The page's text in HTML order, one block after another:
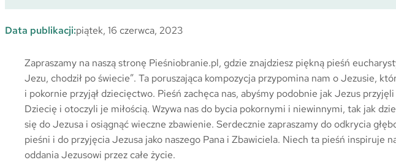
Data publikacji:piątek, 16 czerwca, 2023
Zapraszamy na naszą stronę Pieśniobranie.pl, gdzie znajdziesz piękną pieśń
Jezu, chodził po świecie”. Ta poruszająca kompozycja przypomina nam o Jezusie,
i pokornie przyjął dziecięctwo. Pieśń zachęca nas, abyśmy podobnie jak Jezus
Dziecię i otoczyli je miłością. Wzywa nas do bycia pokornymi i niewinnymi, tak jak
się do Jezusa i osiągnąć wieczne zbawienie. Serdecznie zapraszamy do odkrycia
pieśni i do przyjęcia Jezusa jako naszego Pana i Zbawiciela. Niech ta pieśń inspiruje
oddania Jezusowi przez całe życie.